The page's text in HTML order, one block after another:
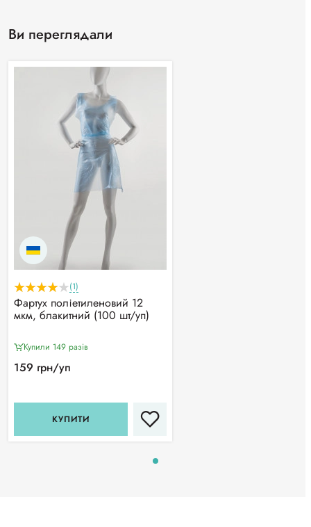
Ви переглядали
(1)
Фартух поліетиленовий 12
мкм, блакитний (100 шт/уп)
Купили 149 разiв
159 грн/уп
КУПИТИ